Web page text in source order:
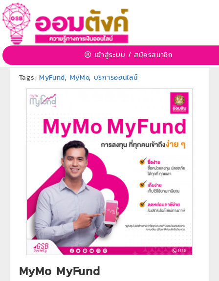
เข้าสู่ระบบ /สมัครสมาชิก
MyMo MyFund
7 ก.ค. 2563 10:36:54 | 3410 View
ผลิตภัณฑ์ธนาคารออมสิน» หมวดหมู่ย่อย:
ออนไลน์
Tags: MyFund, MyMo, บริการออนไลน์
MyMo MyFund